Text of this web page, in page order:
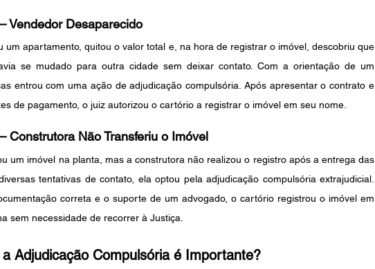
Vendedor Desaparecido
um apartamento, quitou o valor total e, na hora de registrar o imóvel, descobriu que
se mudado para outra cidade sem deixar contato. Com a orientação de um
entrou com uma ação de adjudicação compulsória. Após apresentar o contrato e
de pagamento, o juiz autorizou o cartório a registrar o imóvel em seu nome.
Construtora Não Transferiu o Imóvel
um imóvel na planta, mas a construtora não realizou o registro após a entrega das
tentativas de contato, ela optou pela adjudicação compulsória extrajudicial.
correta e o suporte de um advogado, o cartório registrou o imóvel em
sem necessidade de recorrer à Justiça.
Adjudicação Compulsória é Importante?